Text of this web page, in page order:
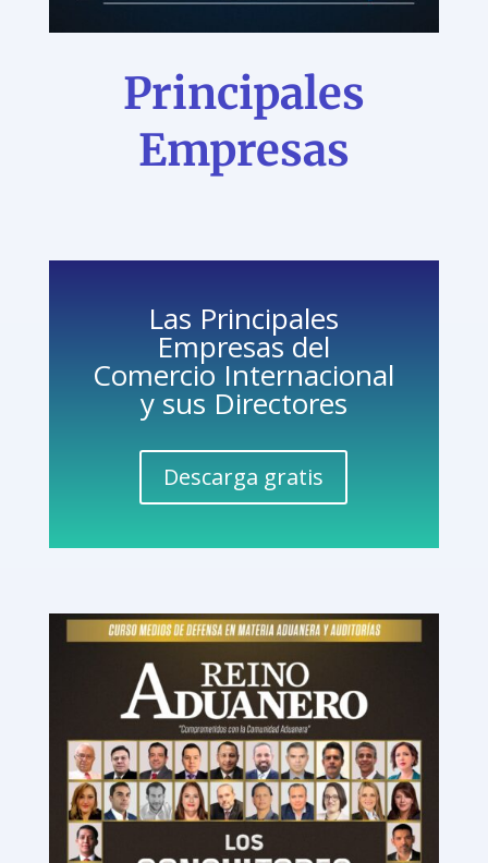
Principales
Empresas
Las Principales
Empresas del
Comercio Internacional
y sus Directores
Descarga gratis